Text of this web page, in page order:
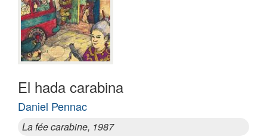
El hada carabina
Daniel Pennac
La fée carabine, 1987